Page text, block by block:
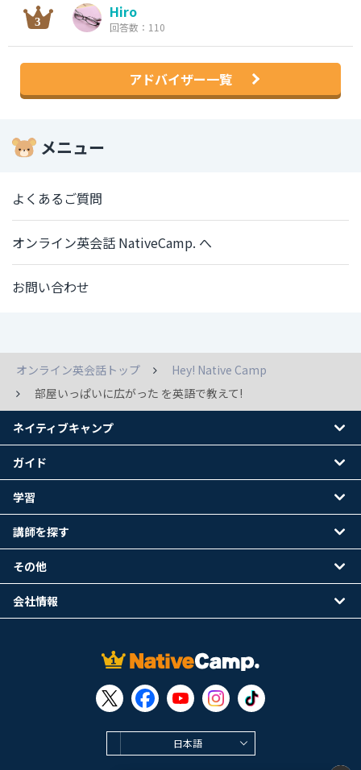
Hiro
回答数：110
アドバイザー一覧
メニュー
よくあるご質問
オンライン英会話 NativeCamp. へ
お問い合わせ
オンライン英会話トップ
Hey! Native Camp
部屋いっぱいに広がった を英語で教えて!
日本語
ネイティブキャンプ
ガイド
学習
講師を探す
その他
会社情報